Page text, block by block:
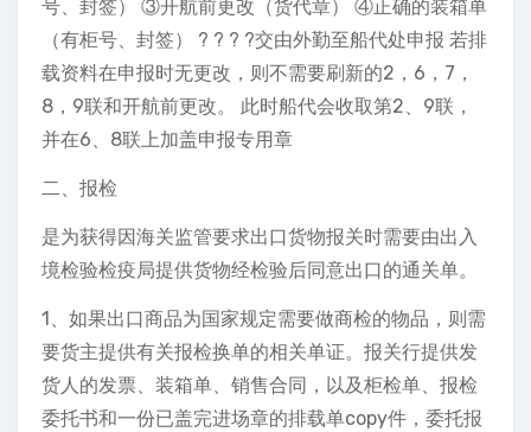
号、封签） ③开航前更改（货代章） ④正确的装箱单
（有柜号、封签） ? ? ? ?交由外勤至船代处申报 若排
载资料在申报时无更改，则不需要刷新的2，6，7，
8，9联和开航前更改。 此时船代会收取第2、9联，
并在6、8联上加盖申报专用章
二、报检
是为获得因海关监管要求出口货物报关时需要由出入
境检验检疫局提供货物经检验后同意出口的通关单。
1、如果出口商品为国家规定需要做商检的物品，则需
要货主提供有关报检换单的相关单证。报关行提供发
货人的发票、装箱单、销售合同，以及柜检单、报检
委托书和一份已盖完进场章的排载单copy件，委托报